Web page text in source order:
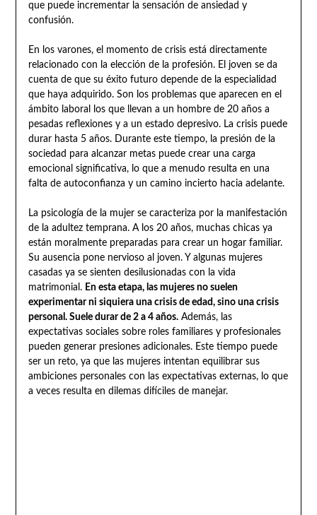
que puede incrementar la sensación de ansiedad y
confusión.
En los varones, el momento de crisis está directamente
relacionado con la elección de la profesión. El joven se da
cuenta de que su éxito futuro depende de la especialidad
que haya adquirido. Son los problemas que aparecen en el
ámbito laboral los que llevan a un hombre de 20 años a
pesadas reflexiones y a un estado depresivo. La crisis puede
durar hasta 5 años. Durante este tiempo, la presión de la
sociedad para alcanzar metas puede crear una carga
emocional significativa, lo que a menudo resulta en una
falta de autoconfianza y un camino incierto hacia adelante.
La psicología de la mujer se caracteriza por la manifestación
de la adultez temprana. A los 20 años, muchas chicas ya
están moralmente preparadas para crear un hogar familiar.
Su ausencia pone nervioso al joven. Y algunas mujeres
casadas ya se sienten desilusionadas con la vida
matrimonial. En esta etapa, las mujeres no suelen
experimentar ni siquiera una crisis de edad, sino una crisis
personal. Suele durar de 2 a 4 años.Además, las
expectativas sociales sobre roles familiares y profesionales
pueden generar presiones adicionales. Este tiempo puede
ser un reto, ya que las mujeres intentan equilibrar sus
ambiciones personales con las expectativas externas, lo que
a veces resulta en dilemas difíciles de manejar.